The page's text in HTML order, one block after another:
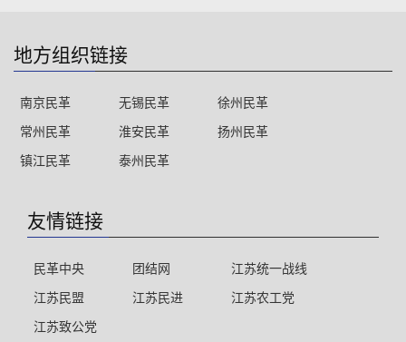
地方组织链接
南京民革 无锡民革
徐州民革
常州民革
淮安民革
扬州民革
镇江民革
泰州民革
友情链接
民革中央 团结网
江苏统一战线
江苏民盟
江苏民进
江苏农工党
江苏致公党